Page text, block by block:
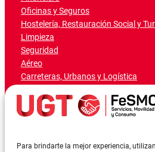
Para brindarte la mejor experiencia,
Oficinas y Seguros
Hostelería, Restauración Social y
Limpieza
Seguridad
Aéreo
Carreteras, Urbanos y Logística
Marítimo-Portuario